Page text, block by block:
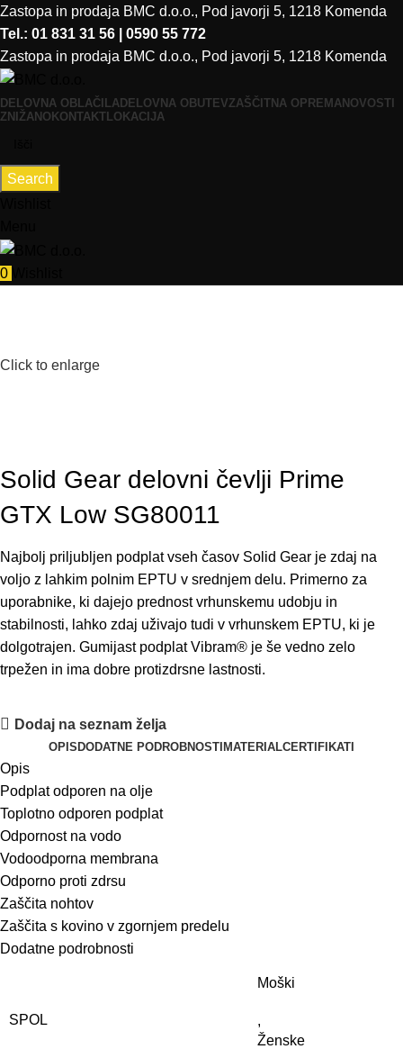
Zastopa in prodaja BMC d.o.o., Pod javorji 5, 1218 Komenda
Tel.: 01 831 31 56 | 0590 55 772
Zastopa in prodaja BMC d.o.o., Pod javorji 5, 1218 Komenda
DELOVNA OBLAČILA DELOVNA OBUTEVZAŠČITNA OPREMA NOVOSTI
ZNIŽANO KONTAKT LOKACIJA
Search
0
Click to enlarge
Solid Gear delovni čevlji Prime
GTX Low SG80011
Najbolj priljubljen podplat vseh časov Solid Gear je zdaj na
voljo z lahkim polnim EPTU v srednjem del u. Primerno za
uporabnike, ki dajejo prednost vrhunskemu udobju in
stabilnosti, lahko zdaj uživajo tudi v vrhunskem EPTU, ki je
dolgotrajen. Gumijast podplat Vibram® je še vedno zelo
trpežen in ima dobre protizdrsne lastnosti.
Dodaj na seznam želja
OPIS DODATNE PODROBNOSTI MATERIALCERTIFIKATI
Opis
Podplat odporen na olje
Toplotno odporen podplat
Odpornost na vodo
Vodoodporna membrana
Odporno proti zdrsu
Zaščita nohtov
Zaščita s kovino v zgornjem predelu
Dodatne podrobnosti
SPOL
Moški
,
Ženske